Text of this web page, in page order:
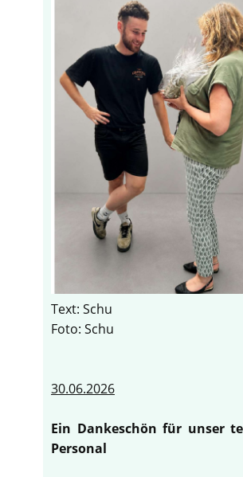
Text: Schu
Foto: Schu
30.06.2026
Ein Dankeschön für unser
Personal